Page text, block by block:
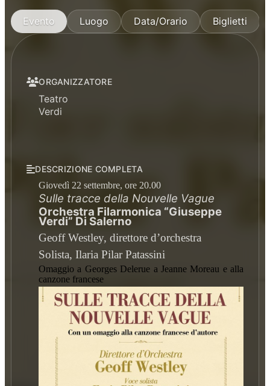
Evento Luogo Data/Orario Biglietti
ORGANIZZATORE
Teatro
Verdi
DESCRIZIONE COMPLETA
Giovedì 22 settembre, ore 20.00
Sulle tracce della Nouvelle Vague
Orchestra Filarmonica “Giuseppe
Verdi” Di Salerno
Geoff Westley, direttore d’orchestra
Solista, Ilaria Pilar Patassini
Omaggio a Georges Delerue a Jeanne Moreau e alla
canzone francese